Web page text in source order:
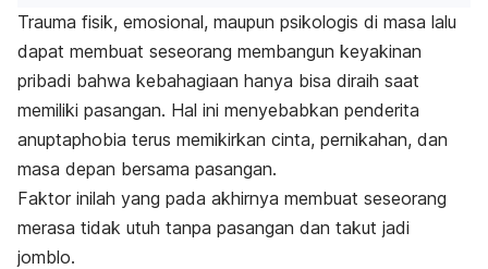
Trauma fisik, emosional, maupun psikologis di masa lalu
dapat membuat seseorang membangun keyakinan
pribadi bahwa kebahagiaan hanya bisa diraih saat
memiliki pasangan. Hal ini menyebabkan penderita
anuptaphobia terus memikirkan cinta, pernikahan, dan
masa depan bersama pasangan.
Faktor inilah yang pada akhirnya membuat seseorang
merasa tidak utuh tanpa pasangan dan takut jadi
jomblo.